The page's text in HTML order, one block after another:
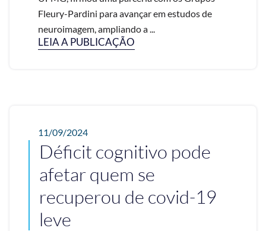
Fleury-Pardini para avançar em estudos de
neuroimagem, ampliando a ...
LEIA A PUBLICAÇÃO
11/09/2024
Déficit cognitivo pode
afetar quem se
recuperou de covid-19
leve